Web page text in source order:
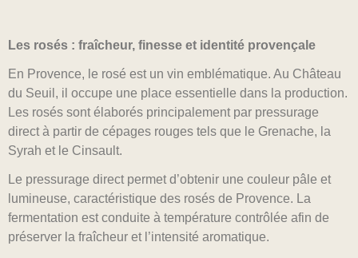
Les rosés : fraîcheur, finesse et identité provençale
En Provence, le rosé est un vin emblématique. Au Château
du Seuil, il occupe une place essentielle dans la production.
Les rosés sont élaborés principalement par pressurage
direct à partir de cépages rouges tels que le Grenache, la
Syrah et le Cinsault.
Le pressurage direct permet d’obtenir une couleur pâle et
lumineuse, caractéristique des rosés de Provence. La
fermentation est conduite à température contrôlée afin de
préserver la fraîcheur et l’intensité aromatique.